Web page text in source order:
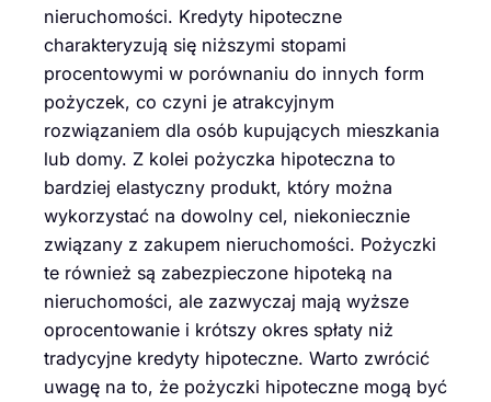
nieruchomości. Kredyty hipoteczne
charakteryzują się niższymi stopami
procentowymi w porównaniu do innych form
pożyczek, co czyni je atrakcyjnym
rozwiązaniem dla osób kupujących mieszkania
lub domy. Z kolei pożyczka hipoteczna to
bardziej elastyczny produkt, który można
wykorzystać na dowolny cel, niekoniecznie
związany z zakupem nieruchomości. Pożyczki
te również są zabezpieczone hipoteką na
nieruchomości, ale zazwyczaj mają wyższe
oprocentowanie i krótszy okres spłaty niż
tradycyjne kredyty hipoteczne. Warto zwrócić
uwagę na to, że pożyczki hipoteczne mogą być